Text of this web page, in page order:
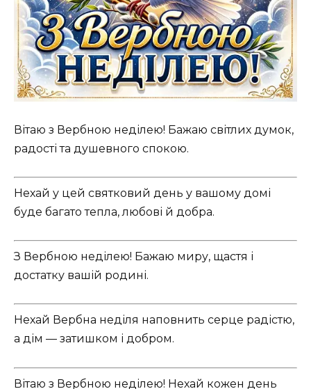
Вітаю з Вербною неділею! Бажаю світлих думок,
радості та душевного спокою.
Нехай у цей святковий день у вашому домі
буде багато тепла, любові й добра.
З Вербною неділею! Бажаю миру, щастя і
достатку вашій родині.
Нехай Вербна неділя наповнить серце радістю,
а дім — затишком і добром.
Вітаю з Вербною неділею! Нехай кожен день